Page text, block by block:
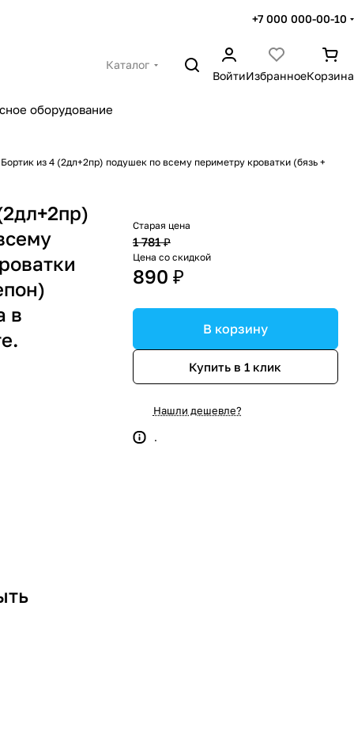
+7 000 000-00-10
Каталог
ВойтиИзбранноеКорзина
оборудование
Бортик из 4 (2дл+2пр) подушек по всему периметру кроватки (бязь +
в
Старая цена
1 781 ₽
Цена со скидкой
890 ₽
В корзину
Купить в 1 клик
Нашли дешевле?
.